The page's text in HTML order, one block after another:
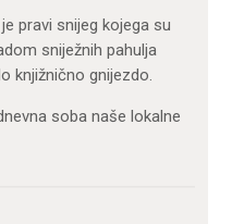
pravi snijeg kojega su
sniježnih pahulja
knjižnično gnijezdo.
soba naše lokalne